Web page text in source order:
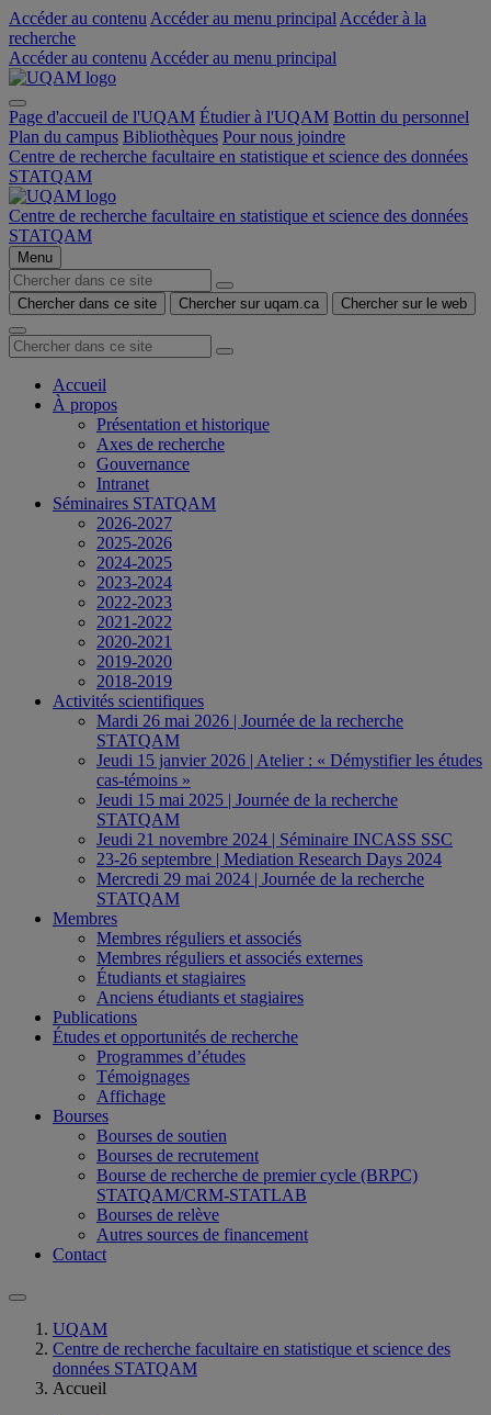
Accéder au contenu Accéder au menu principal Accéder à la
recherche
Accéder au contenu Accéder au menu principal
Page d'accueil de l'UQAM Étudier à l'UQAM Bottin du personnel
Plan du campus Bibliothèques Pour nous joindre
Centre de recherche facultaire en statistique et science des données
STATQAM
Centre de recherche facultaire en statistique et science des données
STATQAM
Menu
Chercher dans ce site Chercher sur uqam.ca Chercher sur le web
Accueil
À propos
Présentation et historique
Axes de recherche
Gouvernance
Intranet
Séminaires STATQAM
2026-2027
2025-2026
2024-2025
2023-2024
2022-2023
2021-2022
2020-2021
2019-2020
2018-2019
Activités scientifiques
Mardi 26 mai 2026 | Journée de la recherche
STATQAM
Jeudi 15 janvier 2026 | Atelier : « Démystifier les études
cas-témoins »
Jeudi 15 mai 2025 | Journée de la recherche
STATQAM
Jeudi 21 novembre 2024 | Séminaire INCASS SSC
23-26 septembre | Mediation Research Days 2024
Mercredi 29 mai 2024 | Journée de la recherche
STATQAM
Membres
Membres réguliers et associés
Membres réguliers et associés externes
Étudiants et stagiaires
Anciens étudiants et stagiaires
Publications
Études et opportunités de recherche
Programmes d’études
Témoignages
Affichage
Bourses
Bourses de soutien
Bourses de recrutement
Bourse de recherche de premier cycle (BRPC)
STATQAM/CRM-STATLAB
Bourses de relève
Autres sources de financement
Contact
UQAM
Centre de recherche facultaire en statistique et science des
données STATQAM
Accueil